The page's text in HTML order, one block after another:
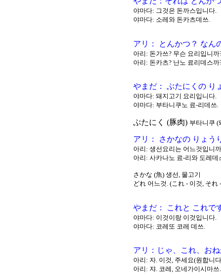
야마다: 그것은 돈까스입니다.
야마다: 소레와 돈카츠데쓰.
アリ： とんかつ？ なん
아리: 돈가쓰? 무슨 요리입니까
아리: 돈카츠? 난노 료리데스까
やまだ： ぶたにくの り
야마다: 돼지고기 요리입니다.
야마다: 부타니쿠노 료-리데쓰.
ぶたにく (豚肉) 부타니쿠 (
アリ： さかなの りょう
아리: 생선요리는 어느것입니
아리: 사카나노 료-리와 도레데
さかな (魚) 생선, 물고기
どれ 어느것. (これ - 이것, そ
やまだ： これと これで
야마다: 이것이랑 이것입니다.
야마다: 코레또 코레 데쓰.
アリ：じゃ、これ、お
아리: 자. 이것, 주세요(원합니
아리: 쟈. 코레, 오네가이시마쓰.